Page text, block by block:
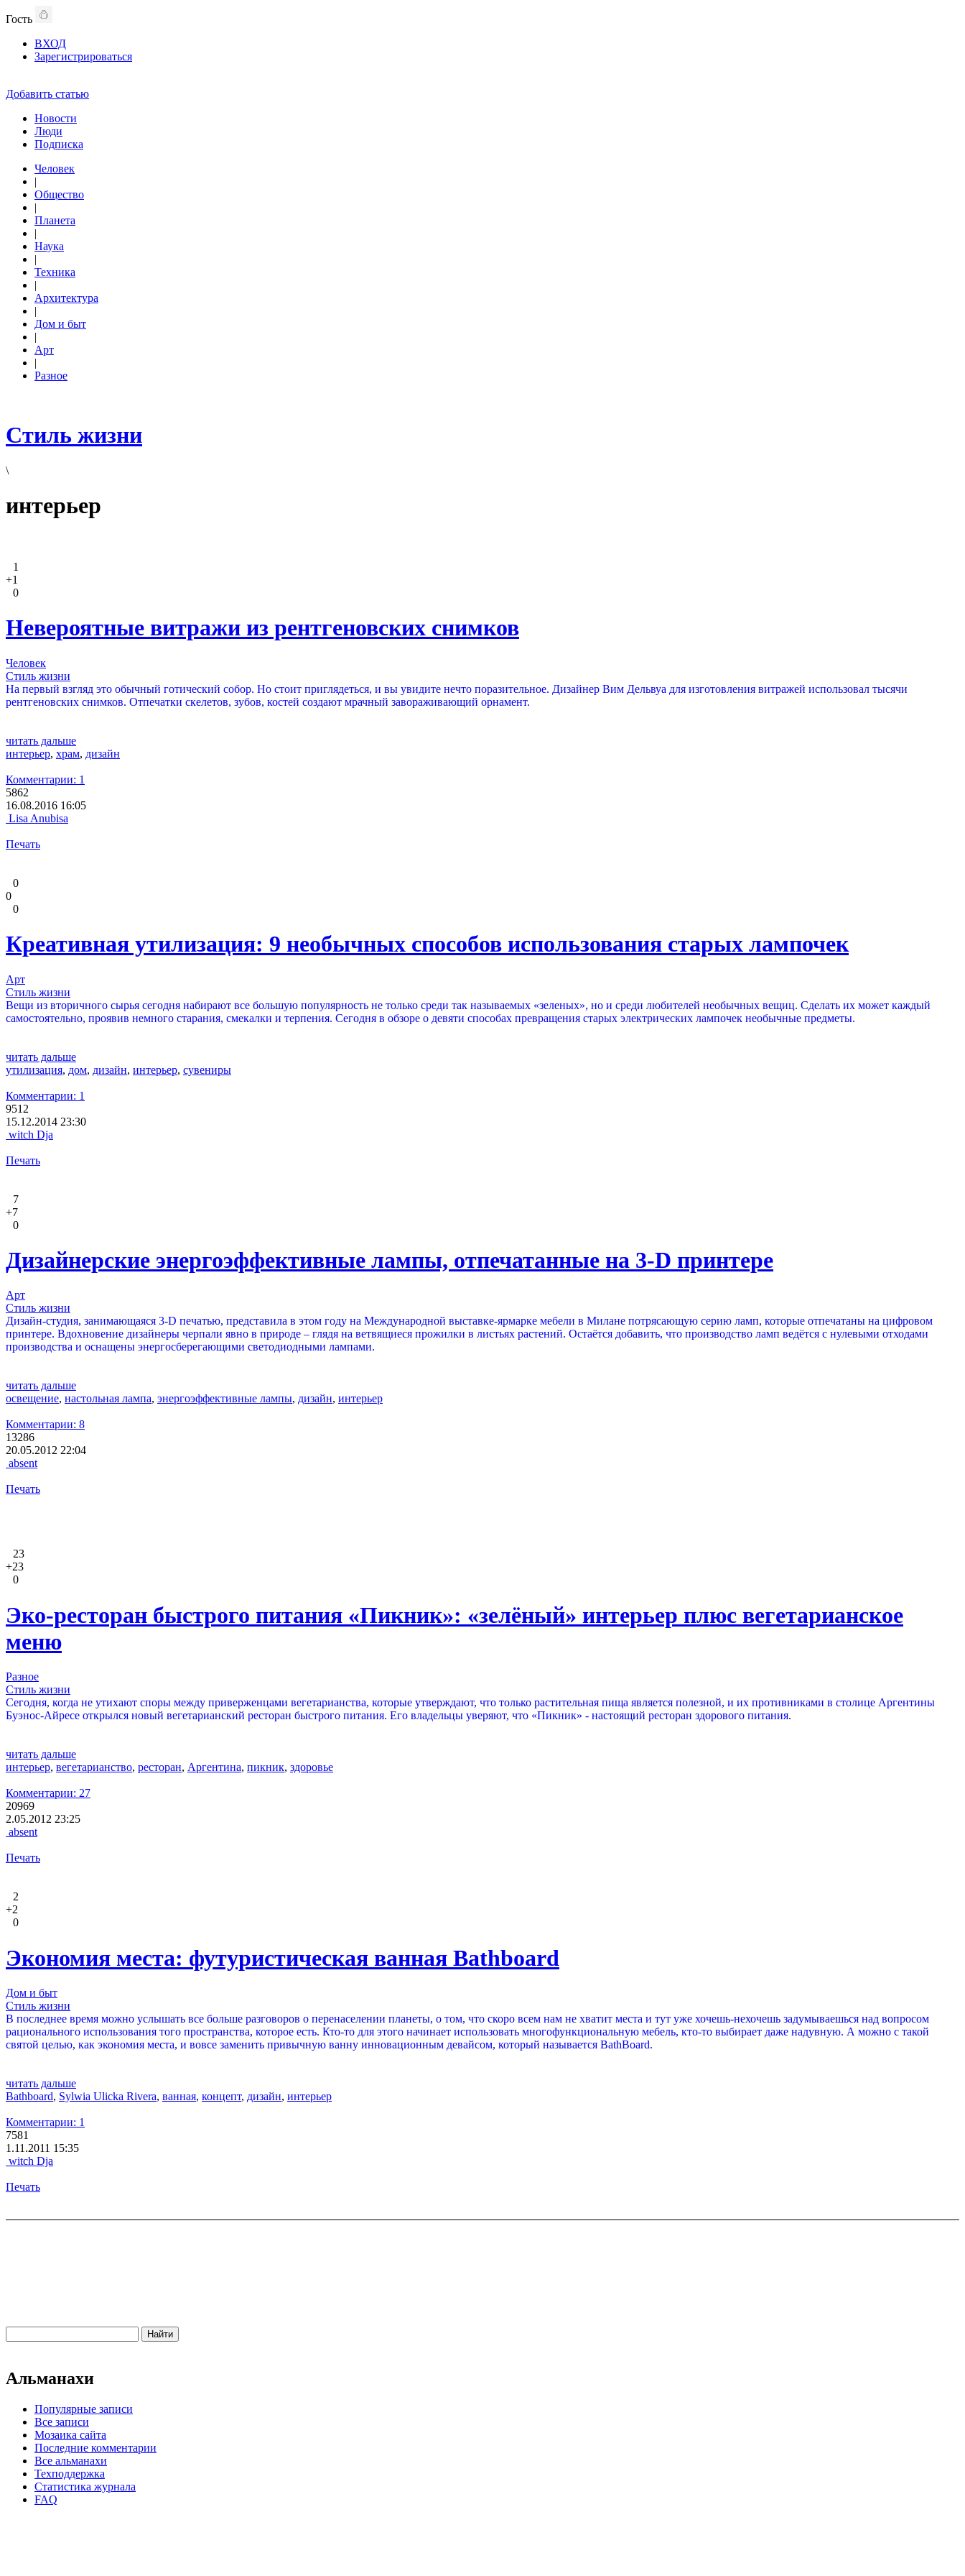
Гость
ВХОД
Зарегистрироваться
Добавить статью
Новости
Люди
Подписка
Человек
|
Общество
|
Планета
|
Наука
|
Техника
|
Архитектура
|
Дом и быт
|
Арт
|
Разное
Стиль жизни
\
интерьер
1
+1
0
Невероятные витражи из рентгеновских снимков
Человек
Стиль жизни
На первый взгляд это обычный готический собор. Но стоит приглядеться, и вы увидите нечто поразительное. Дизайнер Вим Дельвуа для изготовления витражей использовал тысячи
рентгеновских снимков. Отпечатки скелетов, зубов, костей создают мрачный завораживающий орнамент.
читать дальше
интерьер, храм, дизайн
Комментарии: 1
5862
16.08.2016 16:05
Lisa Anubisa
Печать
0
0
0
Креативная утилизация: 9 необычных способов использования старых лампочек
Арт
Стиль жизни
Вещи из вторичного сырья сегодня набирают все большую популярность не только среди так называемых «зеленых», но и среди любителей необычных вещиц. Сделать их может каждый
самостоятельно, проявив немного старания, смекалки и терпения. Сегодня в обзоре о девяти способах превращения старых электрических лампочек необычные предметы.
читать дальше
утилизация, дом, дизайн, интерьер, сувениры
Комментарии: 1
9512
15.12.2014 23:30
witch Dja
Печать
7
+7
0
Дизайнерские энергоэффективные лампы, отпечатанные на 3-D принтере
Арт
Стиль жизни
Дизайн-студия, занимающаяся 3-D печатью, представила в этом году на Международной выставке-ярмарке мебели в Милане потрясающую серию ламп, которые отпечатаны на цифровом
принтере. Вдохновение дизайнеры черпали явно в природе – глядя на ветвящиеся прожилки в листьях растений. Остаётся добавить, что производство ламп ведётся с нулевыми отходами
производства и оснащены энергосберегающими светодиодными лампами.
читать дальше
освещение, настольная лампа, энергоэффективные лампы, дизайн, интерьер
Комментарии: 8
13286
20.05.2012 22:04
absent
Печать
23
+23
0
Эко-ресторан быстрого питания «Пикник»: «зелёный» интерьер плюс вегетарианское
меню
Разное
Стиль жизни
Сегодня, когда не утихают споры между приверженцами вегетарианства, которые утверждают, что только растительная пища является полезной, и их противниками в столице Аргентины
Буэнос-Айресе открылся новый вегетарианский ресторан быстрого питания. Его владельцы уверяют, что «Пикник» - настоящий ресторан здорового питания.
читать дальше
интерьер, вегетарианство, ресторан, Аргентина, пикник, здоровье
Комментарии: 27
20969
2.05.2012 23:25
absent
Печать
2
+2
0
Экономия места: футуристическая ванная Bathboard
Дом и быт
Стиль жизни
В последнее время можно услышать все больше разговоров о перенаселении планеты, о том, что скоро всем нам не хватит места и тут уже хочешь-нехочешь задумываешься над вопросом
рационального использования того пространства, которое есть. Кто-то для этого начинает использовать многофункциональную мебель, кто-то выбирает даже надувную. А можно с такой
святой целью, как экономия места, и вовсе заменить привычную ванну инновационным девайсом, который называется BathBoard.
читать дальше
Bathboard, Sylwia Ulicka Rivera, ванная, концепт, дизайн, интерьер
Комментарии: 1
7581
1.11.2011 15:35
witch Dja
Печать
Альманахи
Популярные записи
Все записи
Мозаика сайта
Последние комментарии
Все альманахи
Техподдержка
Статистика журнала
FAQ